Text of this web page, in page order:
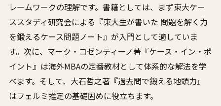
レームワークの理解です。書籍としては、まず東大ケー
ススタディ研究会による『東大生が書いた 問題を解く力
を鍛えるケース問題ノート』が入門として適していま
す。次に、マーク・コゼンティーノ著『ケース・イン・ポ
イント』は海外MBAの定番教材として体系的な解法を学
べます。そして、大石哲之著『過去問で鍛える地頭力』
はフェルミ推定の基礎固めに役立ちます。